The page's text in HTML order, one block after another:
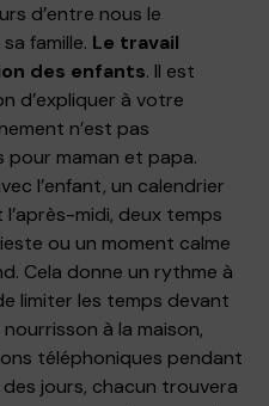
d’entre nous le
famille. Le travail
des enfants. Il est
d’expliquer à votre
n’est pas
maman et papa.
l’enfant, un calendrier
midi, deux temps
ou un moment calme
Cela donne un rythme à
limiter les temps devant
à la maison,
téléphoniques pendant
jours, chacun trouvera